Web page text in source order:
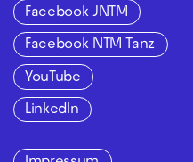
Facebook JNTM
Facebook NTM Tanz
YouTube
LinkedIn